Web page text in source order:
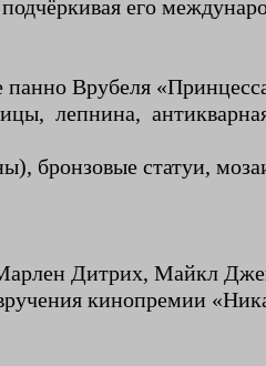
его
Врубеля
лепнина,
бронзовые статуи,
Дитрих, Майкл
кинопремии